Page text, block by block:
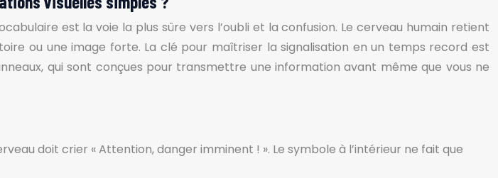
est la voie la plus sûre vers l’oubli et la confusion. Le cerveau humain retient
ou une image forte. La clé pour maîtriser la signalisation en un temps record est
qui sont conçues pour transmettre une information avant même que vous ne
doit crier « Attention, danger imminent ! ». Le symbole à l’intérieur ne fait que